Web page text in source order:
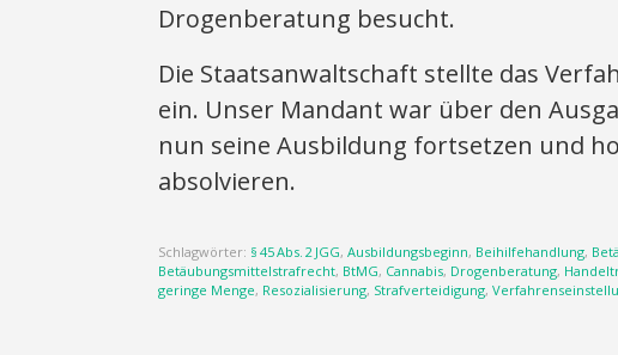
Drogenberatung besucht.
Die Staatsanwaltschaft stellte das
ein. Unser Mandant war über den
nun seine Ausbildung fortsetzen und
absolvieren.
Schlagwörter: § 45 Abs. 2 JGG, Ausbildungsbeginn, Beihilfehandlung,
Betäubungsmittelstrafrecht, BtMG, Cannabis, Drogenberatung,
geringe Menge, Resozialisierung, Strafverteidigung,